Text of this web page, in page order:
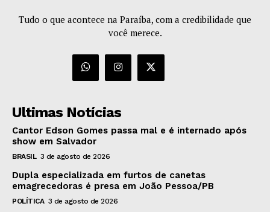
Tudo o que acontece na Paraíba, com a credibilidade que
você merece.
Ultimas Notícias
Cantor Edson Gomes passa mal e é internado após
show em Salvador
BRASIL 3 de agosto de 2026
Dupla especializada em furtos de canetas
emagrecedoras é presa em João Pessoa/PB
POLÍTICA 3 de agosto de 2026